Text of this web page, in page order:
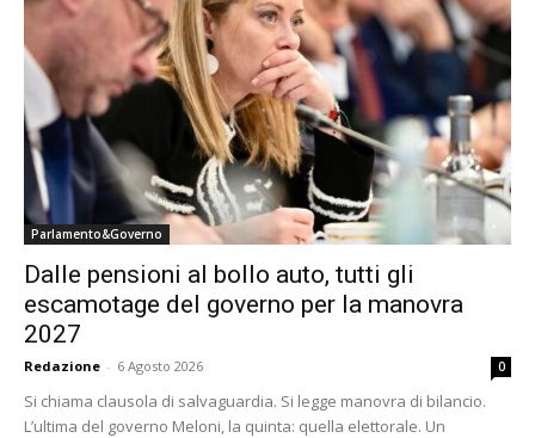
Parlamento&Governo
Dalle pensioni al bollo auto, tutti gli
escamotage del governo per la manovra
2027
Redazione - 6 Agosto 2026 0
Si chiama clausola di salvaguardia. Si legge manovra di bilancio.
L’ultima del governo Meloni, la quinta: quella elettorale. Un